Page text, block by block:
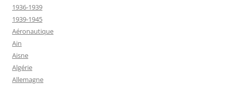
1936-1939
1939-1945
Aéronautique
Ain
Aisne
Algérie
Allemagne